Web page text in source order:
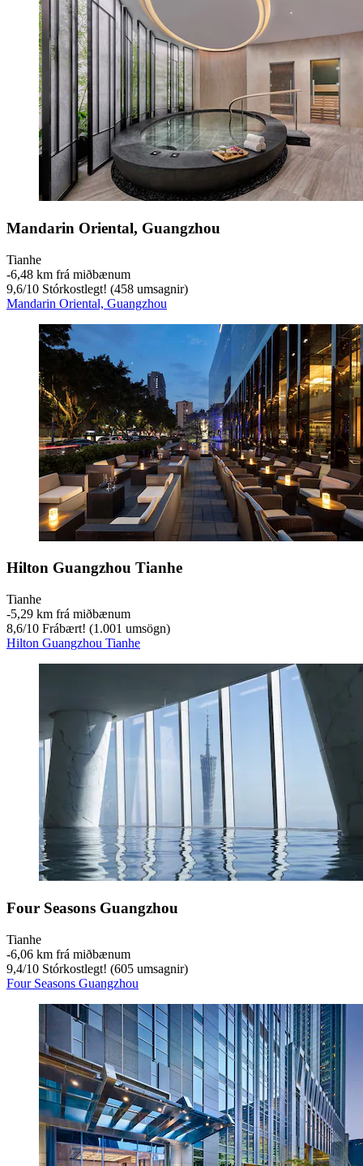
Mandarin Oriental, Guangzhou
Tianhe
‐6,48 km frá miðbænum
9,6/10 Stórkostlegt! (458 umsagnir)
Mandarin Oriental, Guangzhou
Hilton Guangzhou Tianhe
Tianhe
‐5,29 km frá miðbænum
8,6/10 Frábært! (1.001 umsögn)
Hilton Guangzhou Tianhe
Four Seasons Guangzhou
Tianhe
‐6,06 km frá miðbænum
9,4/10 Stórkostlegt! (605 umsagnir)
Four Seasons Guangzhou